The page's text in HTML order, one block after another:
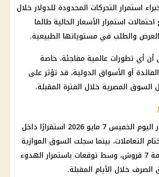
استمرار التحركات المحدودة للدولار خلال
احتمالات استمرار الأسعار الحالية طالما
والطلب في مستوياتها الطبيعية.
أن أي تطورات عالمية مفاجئة، خاصة
أو الأسواق الدولية، قد تؤثر على
السوق المصرية خلال الفترة المقبلة.
شهد سعر الدولار اليوم الخميس 7 مايو 2026 استقرارًا داخل
التعاملات، بينما سجلت السوق الموازية
تراجعًا جديدًا بقيمة 7 قروش، وسط توقعات باستمرار الهدوء
خلال الأيام المقبلة.